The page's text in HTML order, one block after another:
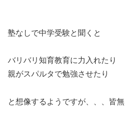
塾なしで中学受験と聞くと
バリバリ知育教育に力入れたり
親がスパルタで勉強させたり
と想像するようですが、、、皆無